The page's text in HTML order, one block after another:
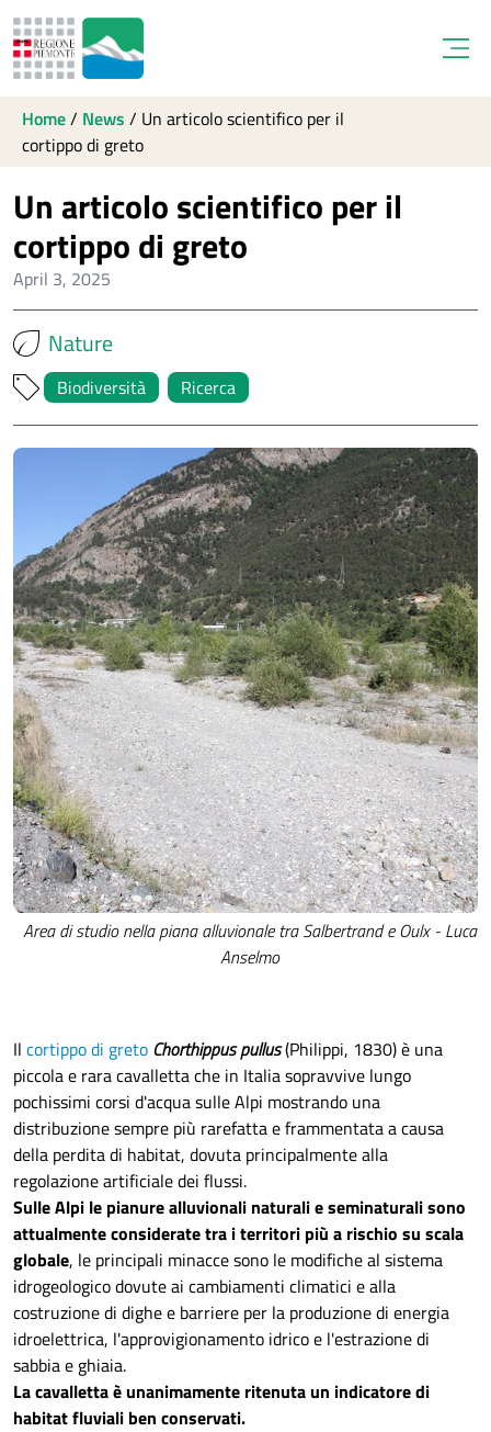
Home/ News / Un articolo scientifico per il
cortippo di greto
Un articolo scientifico per il
cortippo di greto
April 3, 2025
Nature
Biodiversità Ricerca
Area di studio nella piana alluvionale tra Salbertrand e Oulx - Luca
Anselmo
Il cortippo di greto Chorthippus pullus(Philippi, 1830) è una
piccola e rara cavalletta che in Italiasopravvive lungo
pochissimi corsi d'acqua sulle Alpi mostrando una
distribuzione sempre più rarefatta e frammentata a causa
della perdita di habitat, dovuta principalmente alla
regolazione artificiale dei flussi.
Sulle Alpi le pianure alluvionali naturali e seminaturali sono
attualmente considerate tra i territori più a rischio su scala
globale, le principali minacce sono le modifiche al sistema
idrogeologico dovute ai cambiamenti climatici e alla
costruzione di dighe e barriere per la produzione di energia
idroelettrica, l'approvigionamento idrico e l'estrazione di
sabbia e ghiaia.
La cavalletta è unanimamente ritenuta un indicatore di
habitat fluviali ben conservati.